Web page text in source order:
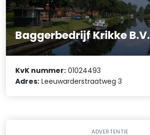
Baggerbedrijf Krikke B.V.
KvK nummer: 01024493
Adres: Leeuwarderstraatweg 3
ADVERTENTIE